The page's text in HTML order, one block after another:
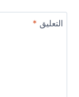
التعليق *